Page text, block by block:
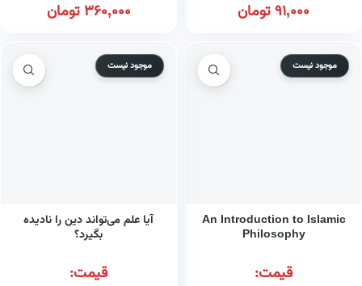
91,000تومان
360,000تومان
موجود نیست
An Introduction to Islamic
Philosophy
قیمت:
موجود نیست
آیا علم می‌تواند دین را نادیده
بگیرد؟
قیمت: